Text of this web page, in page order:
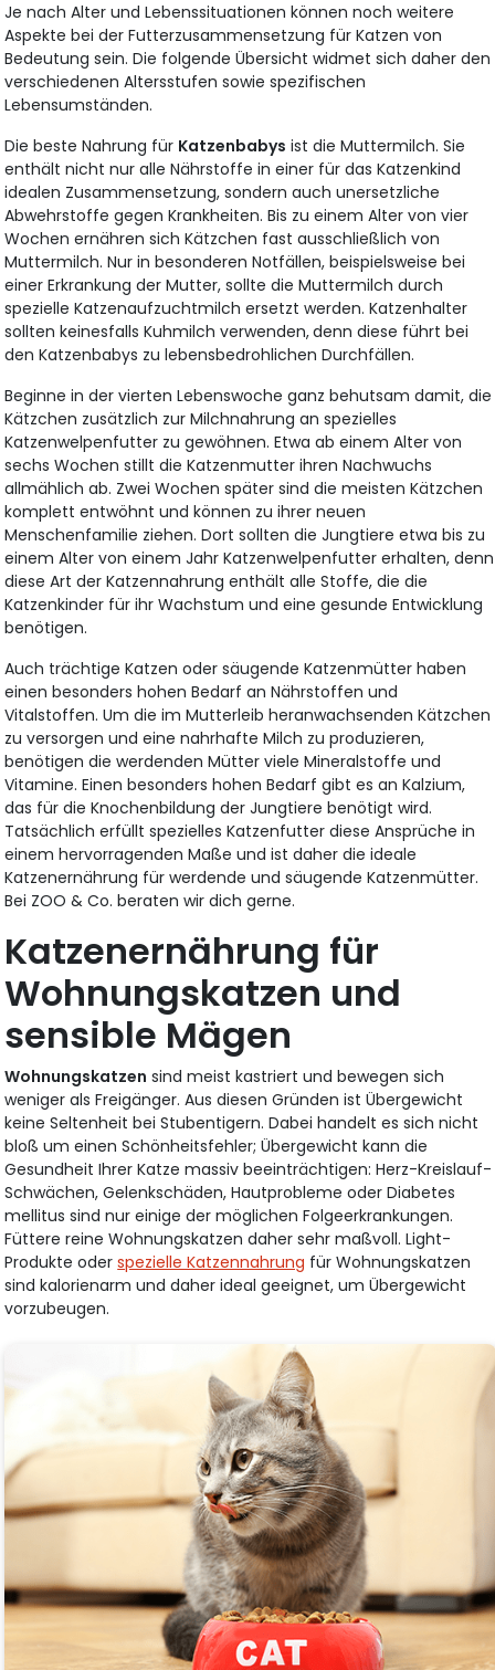
Je nach Alter und Lebenssituationen können noch weitere
Aspekte bei der Futterzusammensetzung für Katzen von
Bedeutung sein. Die folgende Übersicht widmet sich daher den
verschiedenen Altersstufen sowie spezifischen
Lebensumständen.
Die beste Nahrung für Katzenbabys ist die Muttermilch. Sie
enthält nicht nur alle Nährstoffe in einer für das Katzenkind
idealen Zusammensetzung, sondern auch unersetzliche
Abwehrstoffe gegen Krankheiten. Bis zu einem Alter von vier
Wochen ernähren sich Kätzchen fast ausschließlich von
Muttermilch. Nur in besonderen Notfällen, beispielsweise bei
einer Erkrankung der Mutter, sollte die Muttermilch durch
spezielle Katzenaufzuchtmilch ersetzt werden. Katzenhalter
sollten keinesfalls Kuhmilch verwenden,denn diese führt bei
den Katzenbabys zu lebensbedrohlichen Durchfällen.
Beginne in der vierten Lebenswoche ganz behutsam damit, die
Kätzchen zusätzlich zur Milchnahrung an spezielles
Katzenwelpenfutter zu gewöhnen. Etwa ab einem Alter von
sechs Wochen stillt die Katzenmutter ihren Nachwuchs
allmählich ab. Zwei Wochen später sind die meisten Kätzchen
komplett entwöhnt und können zu ihrer neuen
Menschenfamilie ziehen. Dort sollten die Jungtiere etwa bis zu
einem Alter von einem Jahr Katzenwelpenfutter erhalten, denn
diese Art der Katzennahrung enthält alle Stoffe, die die
Katzenkinder für ihr Wachstum und eine gesunde Entwicklung
benötigen.
Auch trächtige Katzen oder säugende Katzenmütter haben
einen besonders hohen Bedarf an Nährstoffen und
Vitalstoffen. Um die im Mutterleib heranwachsenden Kätzchen
zu versorgen und eine nahrhafte Milch zu produzieren,
benötigen die werdenden Mütter viele Mineralstoffe und
Vitamine. Einen besonders hohen Bedarf gibt es an Kalzium,
das für die Knochenbildung der Jungtiere benötigt wird.
Tatsächlich erfüllt spezielles Katzenfutter diese Ansprüche in
einem hervorragenden Maße und ist daher die ideale
Katzenernährung für werdende und säugende Katzenmütter.
Bei ZOO & Co. beraten wir dich gerne.
Katzenernährung für
Wohnungskatzen und
sensible Mägen
Wohnungskatzen sind meist kastriert und bewegen sich
weniger als Freigänger. Aus diesen Gründen ist Übergewicht
keine Seltenheit bei Stubentigern. Dabei handelt es sich nicht
bloß um einen Schönheitsfehler; Übergewicht kann die
Gesundheit Ihrer Katze massiv beeinträchtigen: Herz-Kreislauf-
Schwächen, Gelenkschäden, Hautprobleme oder Diabetes
mellitus sind nur einige der möglichen Folgeerkrankungen.
Füttere reine Wohnungskatzen daher sehr maßvoll. Light-
Produkte oderspezielle Katzennahrung für Wohnungskatzen
sind kalorienarm und daher ideal geeignet, um Übergewicht
vorzubeugen.